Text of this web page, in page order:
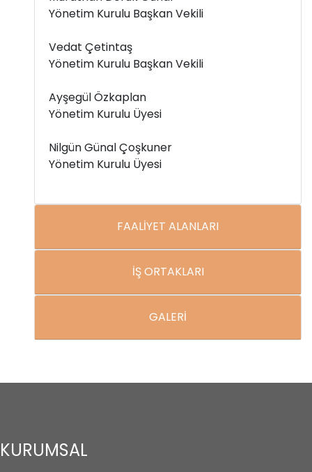
Yönetim Kurulu Başkan Vekili
Vedat Çetintaş
Yönetim Kurulu Başkan Vekili
Ayşegül Özkaplan
Yönetim Kurulu Üyesi
Nilgün Günal Çoşkuner
Yönetim Kurulu Üyesi
FAALİYET ALANLARI
İŞ ORTAKLARI
GALERİ
KURUMSAL